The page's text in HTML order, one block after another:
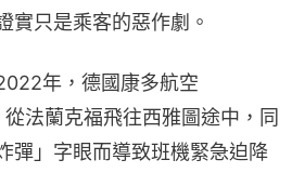
實只是乘客的惡作劇。
年，德國康多航空
法蘭克福飛往西雅圖途中，同
彈」字眼而導致班機緊急迫降